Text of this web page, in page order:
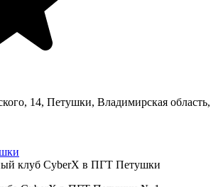
14, Петушки, Владимирская область,
клуб CyberX в ПГТ Петушки